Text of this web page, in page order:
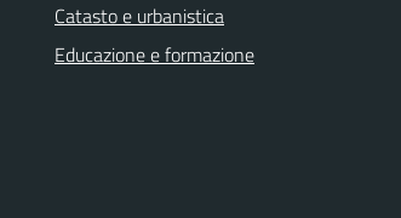
Catasto e urbanistica
Educazione e formazione